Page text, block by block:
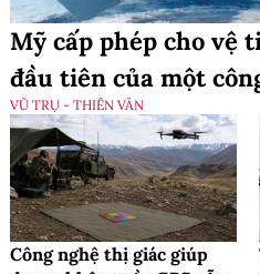
Mỹ cấp phép cho vệ
đầu tiên của một
VŨ TRỤ - THIÊN VĂN
Công nghệ thị giác giúp